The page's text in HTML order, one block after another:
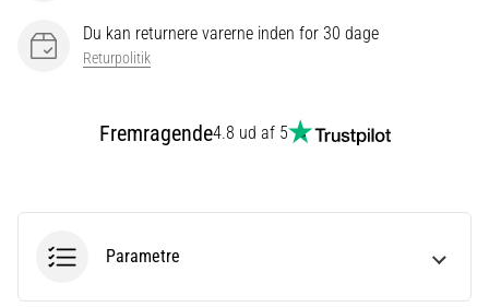
hælsmerter
under
hyppigste
årsager
er
Du kan returnere varerne inden for 30 dage
Returpolitik
Fremragende4.8 ud af 5
Parametre